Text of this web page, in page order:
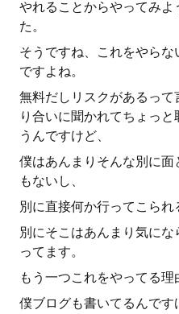
やれることからやってみ
た。
そうですね、これをやら
ですよね。
無料だしリスクがあるっ
り合いに聞かれてちょっ
うんですけど、
僕はあんまりそんな別に
もないし、
別に直接何か行ってこられ
別にそこはあんまり気に
ってます。
もう一つこれをやってる理
僕ブログも書いてるんです